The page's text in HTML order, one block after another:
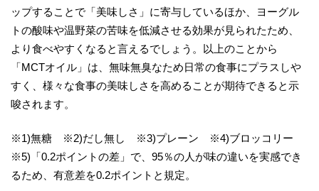
ップすることで「美味しさ」に寄与しているほか、ヨーグル
トの酸味や温野菜の苦味を低減させる効果が見られたため、
より食べやすくなると言えるでしょう。以上のことから
「MCTオイル」は、無味無臭なため日常の食事にプラスしや
すく、様々な食事の美味しさを高めることが期待できると示
唆されます。
※1)無糖 ※2)だし無し ※3)プレーン ※4)ブロッコリー
※5)「0.2ポイントの差」で、95％の人が味の違いを実感でき
るため、有意差を0.2ポイントと規定。